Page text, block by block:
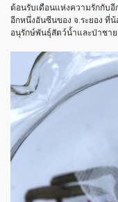
ต้อนรับเดือนแห่งความรักกับอี
อีกหนึ่งอันซีนของ จ.ระยอง ที่
อนุรักษ์พันธุ์สัตว์น้ำและป่าชา